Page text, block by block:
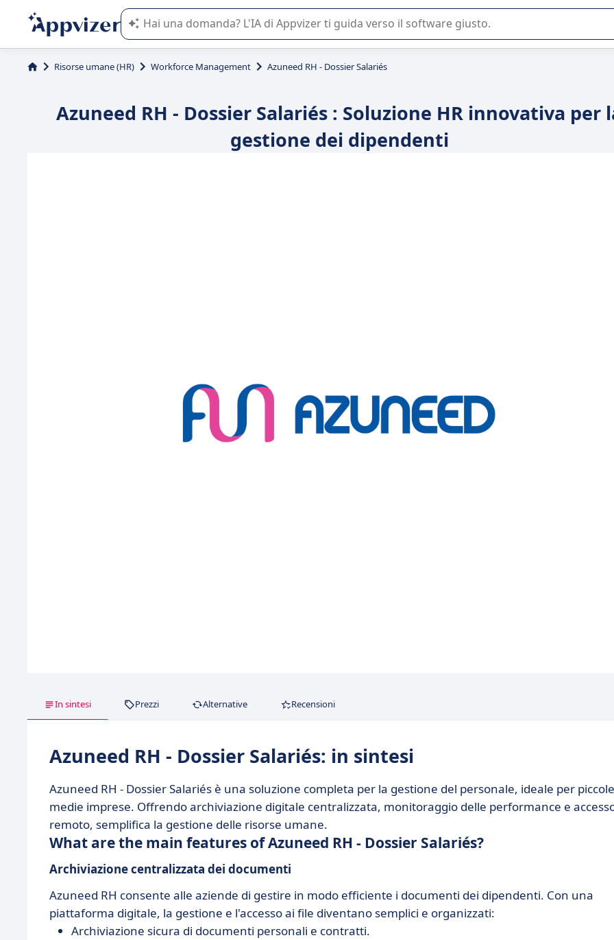
L'IA di Appvizer vi guida nell'utilizzo o nella scelta di un software SaaS per la vostra azienda.
Risorse umane (HR) Workforce Management Azuneed RH - Dossier Salariés
Azuneed RH - Dossier Salariés : Soluzione HR innovativa per
gestione dei dipendenti
In sintesi Prezzi Alternative Recensioni
Azuneed RH - Dossier Salariés: in sintesi
Azuneed RH - Dossier Salariés è una soluzione completa per la gestione del personale, ideale per
medie imprese. Offrendo archiviazione digitale centralizzata, monitoraggio delle performance e
remoto, semplifica la gestione delle risorse umane.
What are the main features of Azuneed RH - Dossier Salariés?
Archiviazione centralizzata dei documenti
Azuneed RH consente alle aziende di gestire in modo efficiente i documenti dei dipendenti. Con una
piattaforma digitale, la gestione e l'accesso ai file diventano semplici e organizzati:
Archiviazione sicura di documenti personali e contratti.